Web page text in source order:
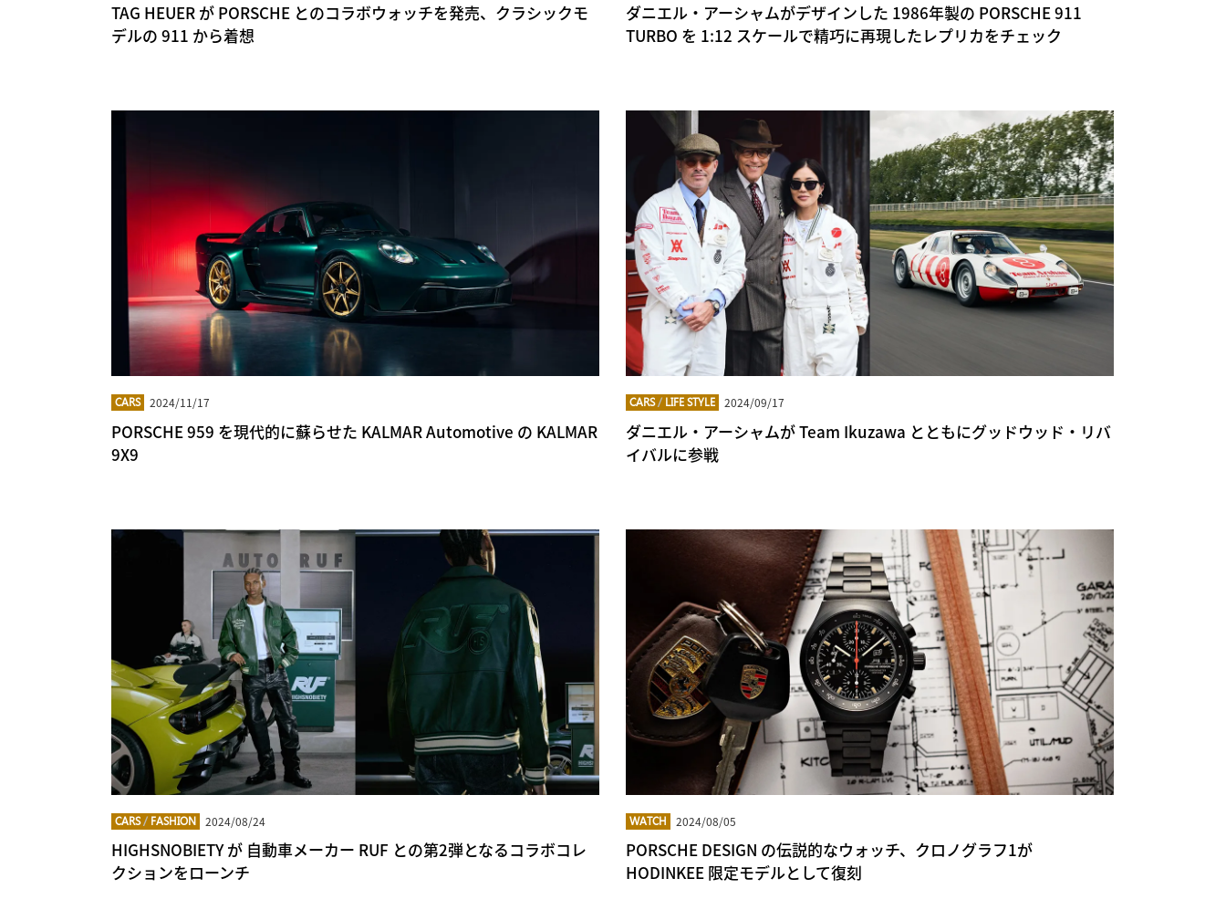
TAG HEUER が PORSCHE とのコラボウォッチを発売、クラシックモ
デルの 911 から着想
ダニエル・アーシャムがデザインした 1986年製の PORSCHE 911
TURBO を 1:12 スケールで精巧に再現したレプリカをチェック
CARS 2024/11/17
PORSCHE 959 を現代的に蘇らせた KALMAR Automotive の KALMAR
9X9
CARS/ LIFE STYLE 2024/09/17
ダニエル・アーシャムが Team Ikuzawa とともにグッドウッド・リバ
イバルに参戦
CARS/ FASHION 2024/08/24
HIGHSNOBIETY が 自動車メーカー RUF との第2弾となるコラボコレ
クションをローンチ
WATCH 2024/08/05
PORSCHE DESIGN の伝説的なウォッチ、クロノグラフ1が
HODINKEE 限定モデルとして復刻